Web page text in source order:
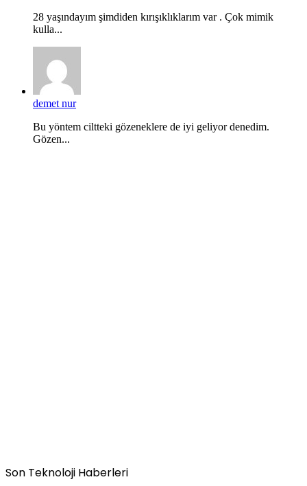
28 yaşındayım şimdiden kırışıklıklarım var . Çok mimik
kulla...
demet nur
Bu yöntem ciltteki gözeneklere de iyi geliyor denedim.
Gözen...
Son Teknoloji Haberleri